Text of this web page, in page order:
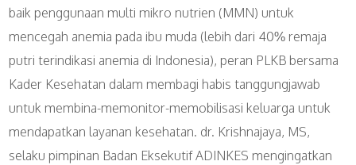
baik penggunaan multi mikro nutrien (MMN) untuk
mencegah anemia pada ibu muda (lebih dari 40% remaja
putri terindikasi anemia di Indonesia), peran PLKB bersama
Kader Kesehatan dalam membagi habis tanggungjawab
untuk membina-memonitor-memobilisasi keluarga untuk
mendapatkan layanan kesehatan. dr. Krishnajaya, MS,
selaku pimpinan Badan Eksekutif ADINKES mengingatkan